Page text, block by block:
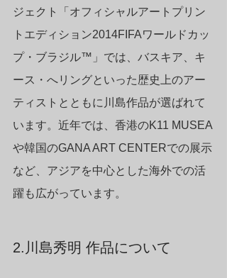
ジェクト「オフィシャルアートプリン
トエディション2014FIFAワールドカッ
プ・ブラジル™」では、バスキア、キ
ース・へリングといった歴史上のアー
ティストとともに川島作品が選ばれて
います。近年では、香港のK11 MUSEA
や韓国のGANA ART CENTERでの展示
など、アジアを中心とした海外での活
躍も広がっています。
2.川島秀明 作品について